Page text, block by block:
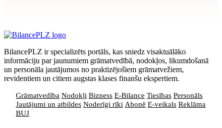
BilancePLZ ir specializēts portāls, kas sniedz visaktuālāko
informāciju par jaunumiem grāmatvedībā, nodokļos, likumdošanā
un personāla jautājumos no praktizējošiem grāmatvežiem,
revidentiem un citiem augstas klases finanšu ekspertiem.
Grāmatvedība Nodokļi Bizness E-Bilance Tiesības Personāls
Jautājumi un atbildes Noderīgi rīki Abonē E-veikals Reklāma
BUJ